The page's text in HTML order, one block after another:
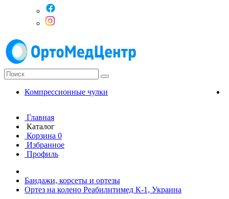
Компрессионные чулки
Главная
Каталог
Корзина 0
Избранное
Профиль
Бандажи, корсеты и ортезы
Ортез на колено Реабилитимед К-1, Украина